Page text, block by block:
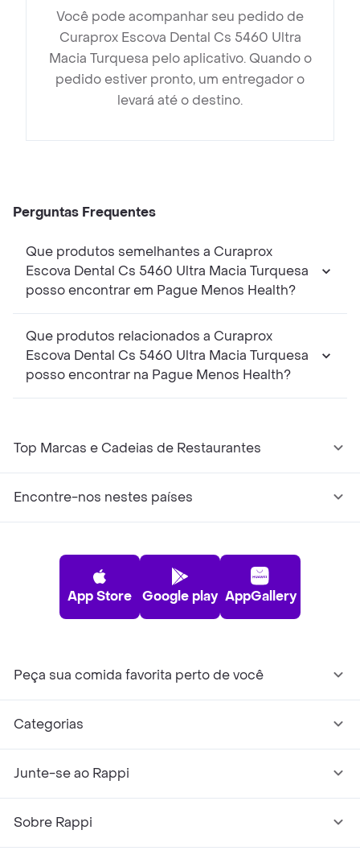
Você pode acompanhar seu pedido de
Curaprox Escova Dental Cs 5460 Ultra
Macia Turquesa pelo aplicativo. Quando o
pedido estiver pronto, um entregador o
levará até o destino.
Perguntas Frequentes
Que produtos semelhantes a Curaprox
Escova Dental Cs 5460 Ultra Macia Turquesa
posso encontrar em Pague Menos Health?
Que produtos relacionados a Curaprox
Escova Dental Cs 5460 Ultra Macia Turquesa
posso encontrar na Pague Menos Health?
Top Marcas e Cadeias de Restaurantes
Encontre-nos nestes países
App Store Google play AppGallery
Peça sua comida favorita perto de você
Categorias
Junte-se ao Rappi
Sobre Rappi